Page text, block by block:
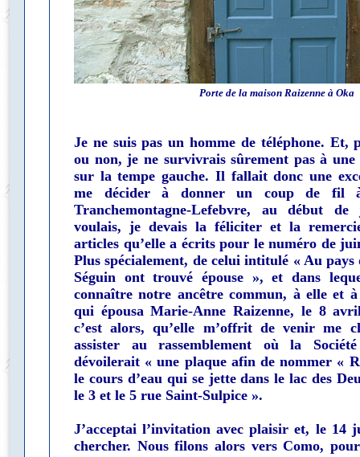
Porte de la maison Raizenne à Oka
Je ne suis pas un homme de téléphone. Et,
ou non, je ne survivrais sûrement pas à
sur la tempe gauche. Il fallait donc une
me décider à donner un coup de fil à
Tranchemontagne-Lefebvre, au début
voulais, je devais la féliciter et la
articles qu’elle a écrits pour le numéro de
Plus spécialement, de celui intitulé « Au
Séguin ont trouvé épouse », et dans
connaître notre ancêtre commun, à elle et
qui épousa Marie-Anne Raizenne, le 8
c’est alors, qu’elle m’offrit de venir me
assister au rassemblement où la
dévoilerait « une plaque afin de nommer «
le cours d’eau qui se jette dans le lac des
le 3 et le 5 rue Saint-Sulpice ».
J’acceptai l’invitation avec plaisir et, le 14
chercher. Nous filons alors vers Como,